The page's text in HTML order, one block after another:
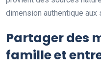
dimension authentique aux
Partager des
famille et